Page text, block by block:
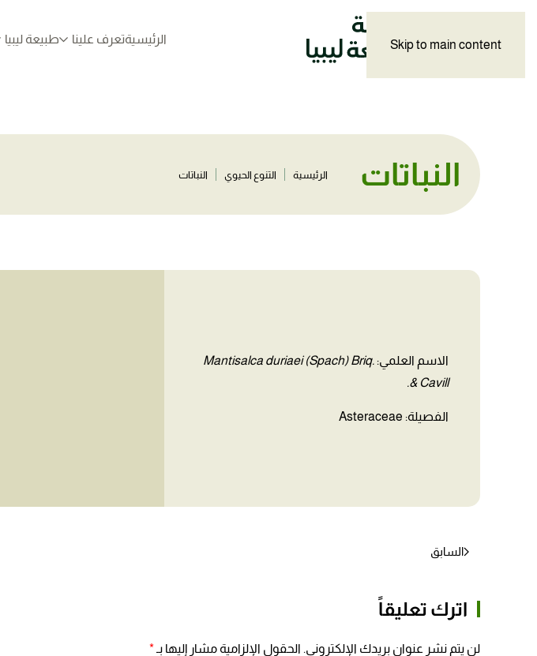
Skip to main content الرئيسيةتعرف علينا طبيعة ليبيا
النباتات الرئيسية التنوع الحيوي النباتات
الاسم العلمي: Mantisalca duriaei (Spach) Briq.
& Cavill.
الفصيلة: Asteraceae
السابق
اترك تعليقاً
لن يتم نشر عنوان بريدك الإلكتروني. الحقول الإلزامية مشار إليها بـ*